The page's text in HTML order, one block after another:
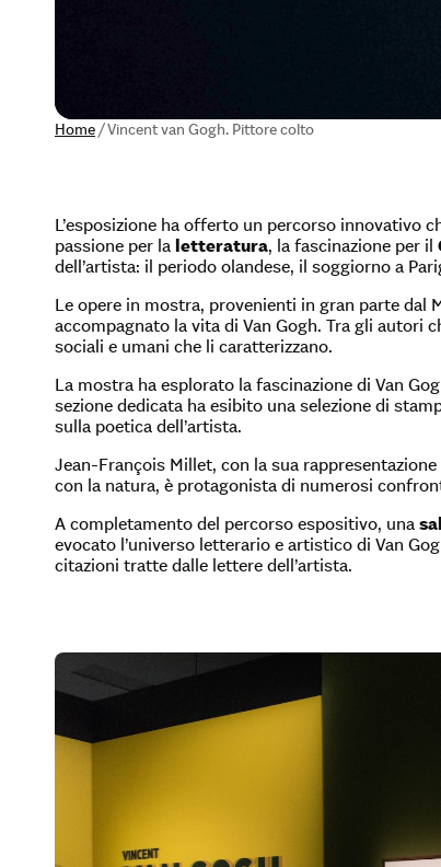
Home/Vincent van Gogh. Pittore colto
L’esposizione ha offerto un percorso innovativo
passione per la letteratura, la fascinazione per il
dell’artista: il periodo olandese, il soggiorno a
Le opere in mostra, provenienti in gran parte
accompagnato la vita di Van Gogh. Tra gli autori
sociali e umani che li caratterizzano.
La mostra ha esplorato la fascinazione di Van
sezione dedicata ha esibito una selezione di
sulla poetica dell’artista.
Jean-François Millet, con la sua
con la natura, è protagonista di numerosi
A completamento del percorso espositivo, una
evocato l’universo letterario e artistico di Van
citazioni tratte dalle lettere dell’artista.